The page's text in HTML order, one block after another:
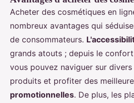
Acheter des cosmétiques en
nombreux avantages qui
de consommateurs.
grands atouts ; depuis le
vous pouvez naviguer sur
produits et profiter des
promotionnelles. De plus, les